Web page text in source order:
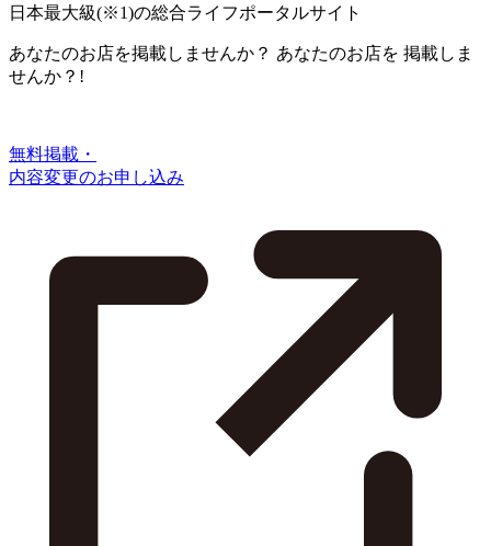
日本最大級(※1)の総合ライフポータルサイト
あなたのお店を掲載しませんか？ あなたのお店を 掲載しま
せんか？!
無料掲載・
内容変更のお申し込み